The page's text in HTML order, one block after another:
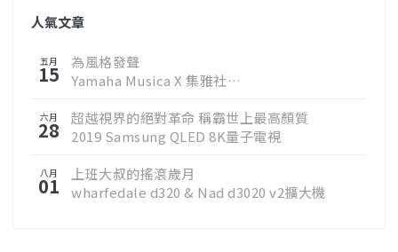
人氣文章
五月
15
為風格發聲
Yamaha Musica X 集雅社
六月
28
超越視界的絕對革命 稱霸世上最高顏質
2019 Samsung QLED 8K量子電視
八月
01
上班大叔的搖滾歲月
wharfedale d320 & Nad d3020 v2擴大機